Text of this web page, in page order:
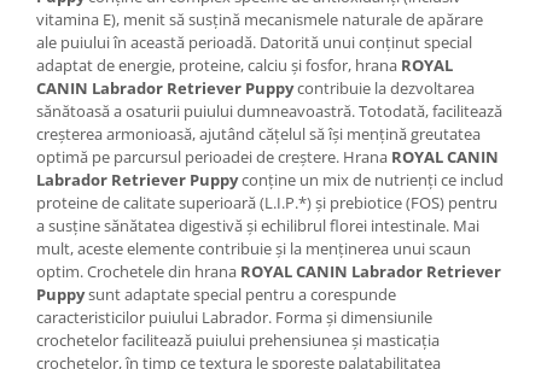
vitamina E), menit să susțină mecanismele naturale de apărare
ale puiului în această perioadă. Datorită unui conținut special
adaptat de energie, proteine, calciu și fosfor, hrana ROYAL
CANIN Labrador Retriever Puppycontribuie la dezvoltarea
sănătoasă a osaturii puiului dumneavoastră. Totodată, facilitează
creșterea armonioasă, ajutând cățelul să își mențină greutatea
optimă pe parcursul perioadei de creștere. Hrana ROYAL CANIN
Labrador Retriever Puppyconține un mix de nutrienți ce includ
proteine de calitate superioară (L.I.P.*) și prebiotice (FOS) pentru
a susține sănătatea digestivă și echilibrul florei intestinale. Mai
mult, aceste elemente contribuie și la menținerea unui scaun
optim. Crochetele din hrana ROYAL CANIN Labrador Retriever
Puppysunt adaptate special pentru a corespunde
caracteristicilor puiului Labrador. Forma și dimensiunile
crochetelor facilitează puiului prehensiunea și masticația
crochetelor, în timp ce textura le sporește palatabilitatea